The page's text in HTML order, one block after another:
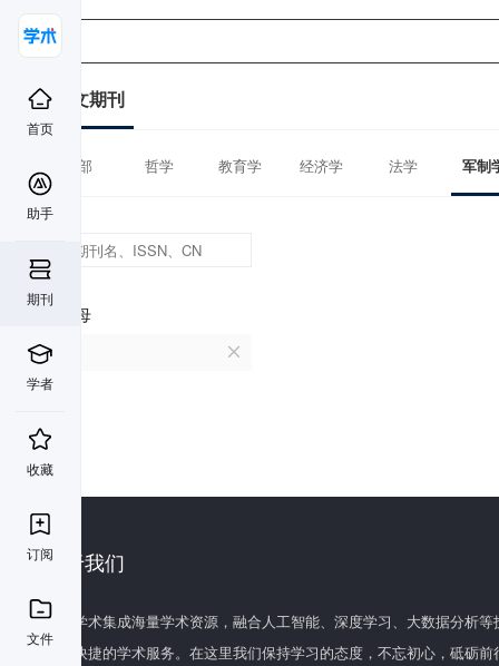
首页
助手
期刊
学者
收藏
订阅
文件
中文期刊
全部 哲学 教育学 经济学 法学 军制
首字母
W
关于我们
百度学术集成海量学术资源，融合人工智能、深度学习、大数据分析
全面快捷的学术服务。在这里我们保持学习的态度，不忘初心，砥砺前